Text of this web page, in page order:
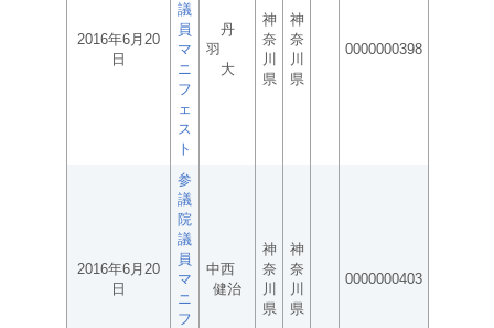
2016年6月20
日
議
員
マ
ニ
フ
ェ
ス
ト
丹
羽
大
神
奈
川
県
神
奈
川
県
0000000398
2016年6月20
日
参
議
院
議
員
マ
ニ
フ
中西
健治
神
奈
川
県
神
奈
川
県
0000000403